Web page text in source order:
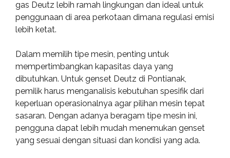
gas Deutz lebih ramah lingkungan dan ideal untuk
penggunaan di area perkotaan dimana regulasi emisi
lebih ketat.
Dalam memilih tipe mesin, penting untuk
mempertimbangkan kapasitas daya yang
dibutuhkan. Untuk genset Deutz di Pontianak,
pemilik harus menganalisis kebutuhan spesifik dari
keperluan operasionalnya agar pilihan mesin tepat
sasaran. Dengan adanya beragam tipe mesin ini,
pengguna dapat lebih mudah menemukan genset
yang sesuai dengan situasi dan kondisi yang ada.